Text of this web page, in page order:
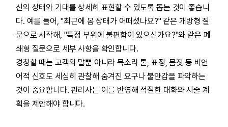
신의 상태와 기대를 상세히 표현할 수 있도록 돕는 것이 좋습니
다. 예를 들어, "최근에 몸 상태가 어떠셨나요?" 같은 개방형 질
문으로 시작해, "특정 부위에 불편함이 있으신가요?"와 같은 폐
쇄형 질문으로 세부 사항을 확인합니다.
경청할 때는 고객의 말뿐 아니라 목소리 톤, 표정, 몸짓 등 비언
어적 신호도 세심히 관찰해 숨겨진 요구나 불안감을 파악하는
것이 중요합니다. 관리사는 이를 반영해 적절한 대화와 시술 계
획을 제안해야 합니다.